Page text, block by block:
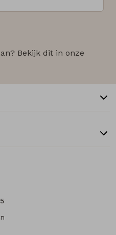
Bekijk dit in onze